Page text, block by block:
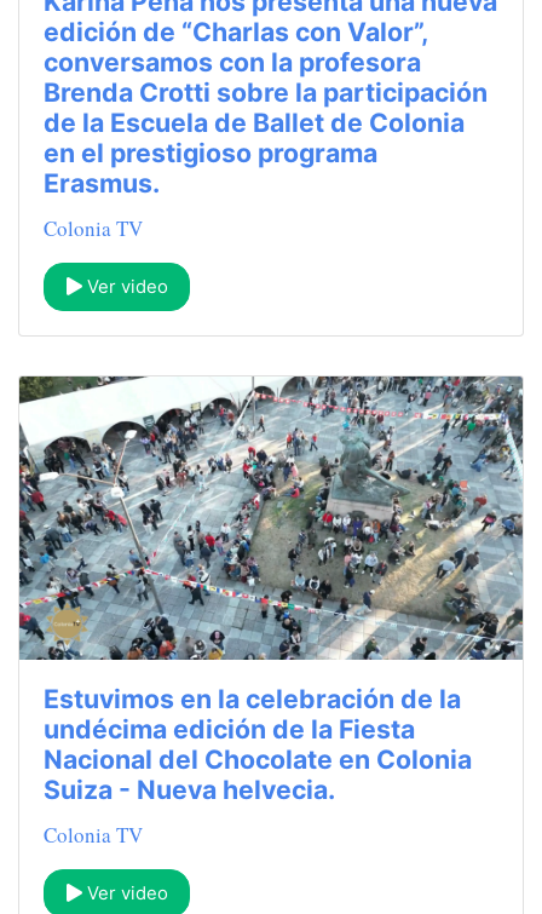
edición de “Charlas con Valor”,
conversamos con la profesora
Brenda Crotti sobre la participación
de la Escuela de Ballet de Colonia
en el prestigioso programa
Erasmus.
Colonia TV
Ver video
Estuvimos en la celebración de la
undécima edición de la Fiesta
Nacional del Chocolate en Colonia
Suiza - Nueva helvecia.
Colonia TV
Ver video